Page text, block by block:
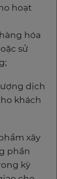
hoạt
hóa
sử
dịch
khách
xây
phần
kỳ